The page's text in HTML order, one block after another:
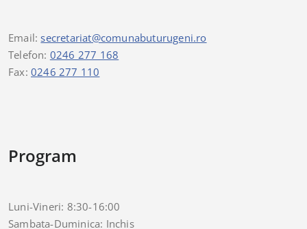
Email:secretariat@comunabuturugeni.ro
Telefon: 0246 277 168
Fax: 0246 277 110
Program
Luni-Vineri: 8:30-16:00
Sambata-Duminica: Inchis